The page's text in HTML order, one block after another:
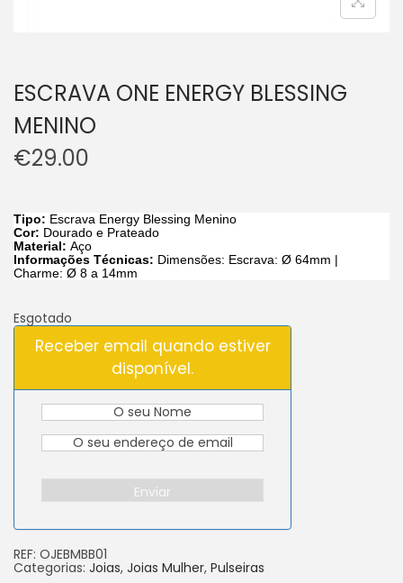
ESCRAVA ONE ENERGY BLESSING
MENINO
€29.00
Tipo: Escrava Energy Blessing Menino
Cor: Dourado e Prateado
Material: Aço
Informações Técnicas: Dimensões: Escrava: Ø 64mm |
Charme: Ø 8 a 14mm
Esgotado
Receber email quando estiver
disponível.
Enviar
REF: OJEBMBB01
Categorias: Joias, Joias Mulher, Pulseiras